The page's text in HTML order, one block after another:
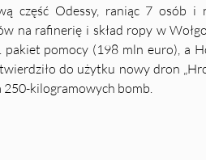
część Odessy, raniąc 7
na rafinerię i skład ropy w
pakiet pomocy (198 mln euro), a
do użytku nowy dron
250-kilogramowych bomb.